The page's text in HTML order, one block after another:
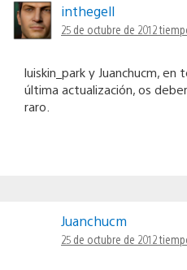
inthegell
25 de octubre de 2012
luiskin_park y Juanchucm,
última actualización, os
raro.
Juanchucm
25 de octubre de 2012